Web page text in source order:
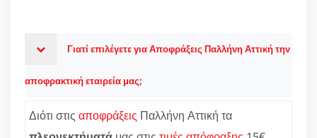
Γιατί επιλέγετε για Αποφράξεις Παλλήνη Αττική την
αποφρακτική εταιρεία μας;
Διότι στις αποφράξεις Παλλήνη Αττική τα